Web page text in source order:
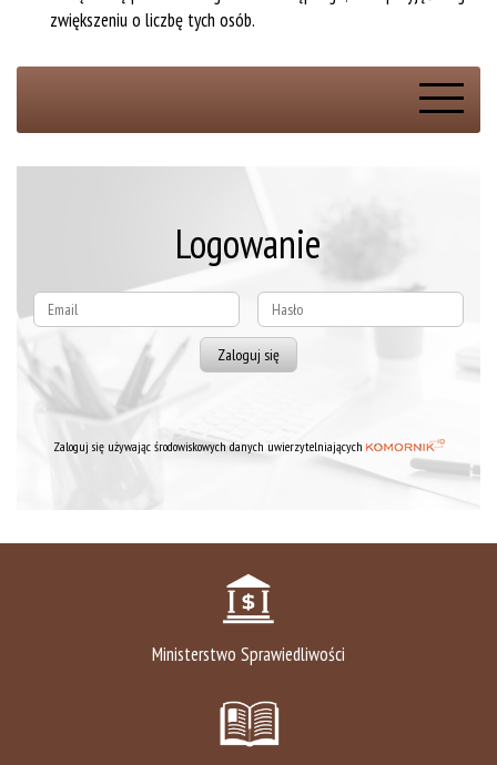
zwiększeniu o liczbę tych osób.
Logowanie
Zaloguj się używając środowiskowych danych uwierzytelniających
Ministerstwo Sprawiedliwości